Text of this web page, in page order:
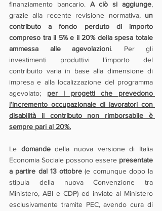
finanziamento bancario. A ciò si aggiunge,
grazie alla recente revisione normativa, un
contributo a fondo perduto di importo
compreso tra il 5% e il 20% della spesa totale
ammessa alle agevolazioni. Per gli
investimenti produttivi l’importo del
contribuito varia in base alla dimensione di
impresa e alla localizzazione del programma
agevolato; per i progetti che prevedono
l’incremento occupazionale di lavoratori con
disabilità il contributo non rimborsabile è
sempre pari al 20%.
Le domande della nuova versione di Italia
Economia Sociale possono essere presentate
a partire dal 13 ottobre (e comunque dopo la
stipula della nuova Convenzione tra
Ministero, ABI e CDP) ed inviate al Ministero
esclusivamente tramite PEC, avendo cura di